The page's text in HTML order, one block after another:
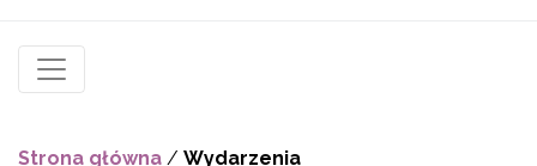
Strona główna / Wydarzenia